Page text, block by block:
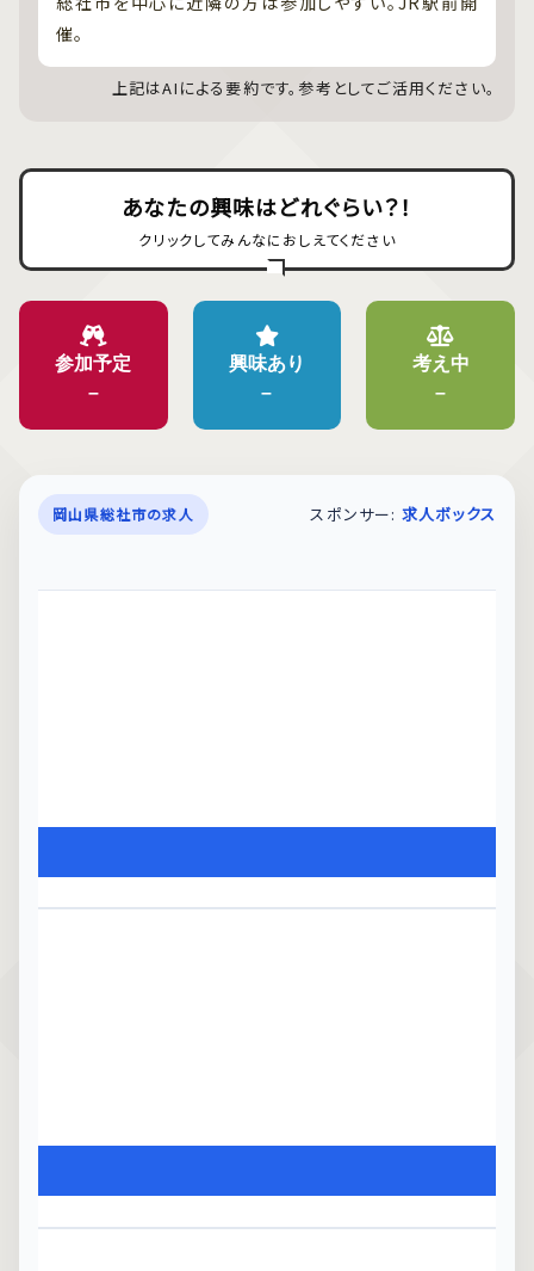
催。
上記はAIによる要約です。参考としてご活用ください。
あなたの興味はどれぐらい？！
クリックしてみんなにおしえてください
参加予定
–
興味あり
–
考え中
–
岡山県総社市の求人 スポンサー: 求人ボックス